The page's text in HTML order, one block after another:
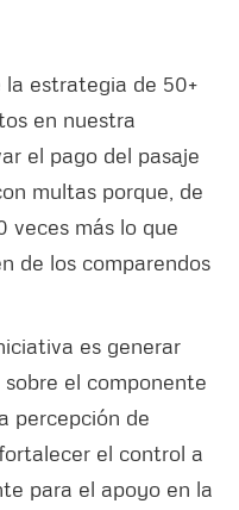
estrategia de 50+
en nuestra
el pago del pasaje
multas porque, de
veces más lo que
de los comparendos
es generar
el componente
percepción de
el control a
para el apoyo en la